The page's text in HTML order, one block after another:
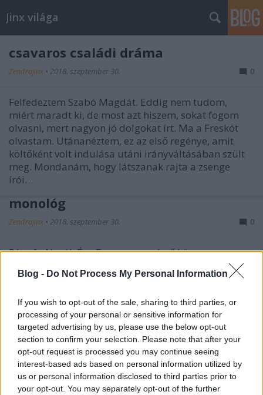
Blog - Do Not Process My Personal Information
If you wish to opt-out of the sale, sharing to third parties, or
processing of your personal or sensitive information for
targeted advertising by us, please use the below opt-out
section to confirm your selection. Please note that after your
opt-out request is processed you may continue seeing
interest-based ads based on personal information utilized by
us or personal information disclosed to third parties prior to
your opt-out. You may separately opt-out of the further
Jinx világa
csavaros családi dráma
Zendrajinx • 2018. szeptember 30. 0
Felfedeztem Szabó Magdát. Eddig nem tudom,
miért maradt ki, de most azt hiszem, sokat fogom
olvasni, mert nagyon jó dolgokat írt. Ma a Freskót
olvastam. Utánanéztem, ez az első regénye, amit
költőként volt indulása utáni irányváltásában szült
meg. Mondanám, hogy látszanak rajta a zsenge
írói…
monológ
Zendrajinx • 2018. szeptember 30. 0
Péterfy-Novák Éva Egyasszony című könyve
Belső monológ, amikor mesél, de mégsem mesél a
Terápiás írás egy 80-as években kezdődött
történetről, amikor is egy vidéki házaspárnak szülési
komplikációk (súlyos…
(el)hallgatás-(el)beszélés
Zendrajinx•2018. szeptember 23.